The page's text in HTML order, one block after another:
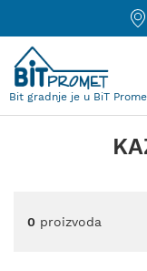
Bit gradnje je u BiT
0 proizvoda